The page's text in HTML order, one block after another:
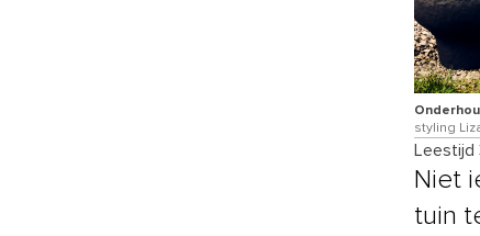
styling
Leestijd
Niet
tuin